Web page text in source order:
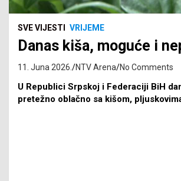
SVE VIJESTI VRIJEME
Danas kiša, moguće i
11. Juna 2026. NTV Arena No Comments
U Republici Srpskoj i Federaciji BiH
pretežno oblačno sa kišom,